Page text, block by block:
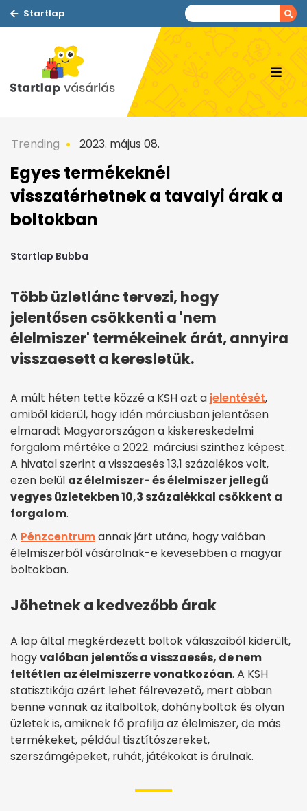
Startlap
Trending 2023. május 08.
Egyes termékeknél
visszatérhetnek a tavalyi árak a
boltokban
Startlap Bubba
Több üzletlánc tervezi, hogy
jelentősen csökkenti a 'nem
élelmiszer' termékeinek árát, annyira
visszaesett a keresletük.
A múlt héten tette közzé a KSH azt a jelentését,
amiből kiderül, hogy idén márciusban jelentősen
elmaradt Magyarországon a kiskereskedelmi
forgalom mértéke a 2022. márciusi szinthez képest.
A hivatal szerint a visszaesés 13,1 százalékos volt,
ezen belül az élelmiszer- és élelmiszer jellegű
vegyes üzletekben 10,3 százalékkal csökkent a
forgalom.
A Pénzcentrumannak járt utána, hogy valóban
élelmiszerből vásárolnak-e kevesebben a magyar
boltokban.
Jöhetnek a kedvezőbb árak
A lap által megkérdezett boltok válaszaiból kiderült,
hogyvalóban jelentős a visszaesés, de nem
feltétlen az élelmiszerre vonatkozóan. A KSH
statisztikája azért lehet félrevezető, mert abban
benne vannak az italboltok, dohányboltok és olyan
üzletek is, amiknek fő profilja az élelmiszer, de más
termékeket, például tisztítószereket,
szerszámgépeket, ruhát, játékokat is árulnak.